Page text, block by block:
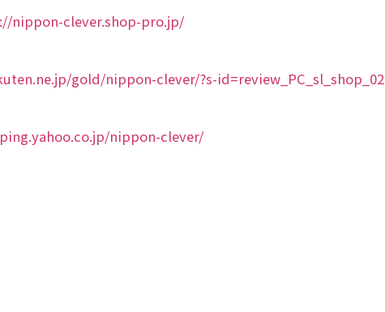
nippon-clever.shop-pro.jp/
gold/nippon-clever/?s-id=review_PC_sl_shop_02
nippon-clever/